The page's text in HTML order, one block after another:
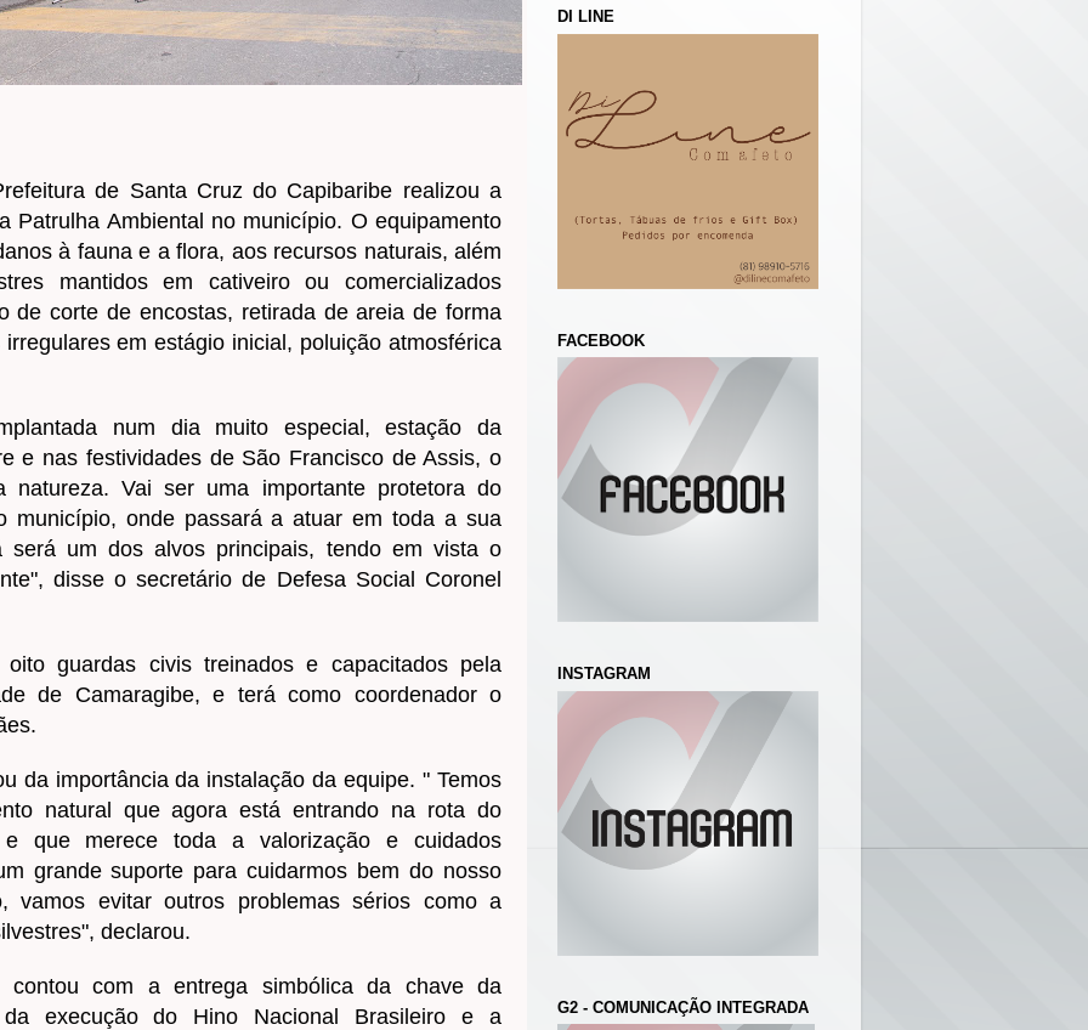
de Santa Cruz do Capibaribe realizou a
Patrulha Ambiental no município. O equipamento
à fauna e a flora, aos recursos naturais, além
mantidos em cativeiro ou comercializados
de corte de encostas, retirada de areia de forma
em estágio inicial, poluição atmosférica
num dia muito especial, estação da
e nas festividades de São Francisco de Assis, o
natureza. Vai ser uma importante protetora do
município, onde passará a atuar em toda a sua
será um dos alvos principais, tendo em vista o
disse o secretário de Defesa Social Coronel
guardas civis treinados e capacitados pela
de Camaragibe, e terá como coordenador o
da importância da instalação da equipe. " Temos
natural que agora está entrando na rota do
e que merece toda a valorização e cuidados
grande suporte para cuidarmos bem do nosso
vamos evitar outros problemas sérios como a
declarou.
contou com a entrega simbólica da chave da
da execução do Hino Nacional Brasileiro e a
DI LINE
FACEBOOK
INSTAGRAM
G2 - COMUNICAÇÃO INTEGRADA